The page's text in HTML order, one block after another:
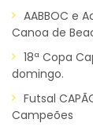
AABBOC e
Canoa de
18ª Copa
domingo.
Futsal
Campeões